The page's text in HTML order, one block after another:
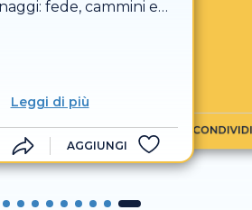
fede, cammini e
Leggi di più
AGGIUNGI
CONDIVIDI